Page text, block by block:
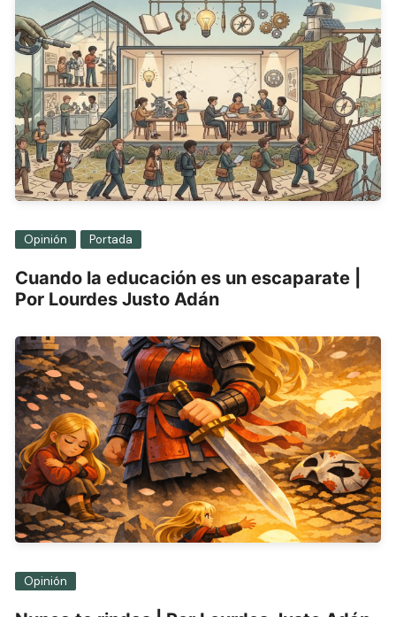
Opinión Portada
Cuando la educación es un escaparate |
Por Lourdes Justo Adán
Opinión